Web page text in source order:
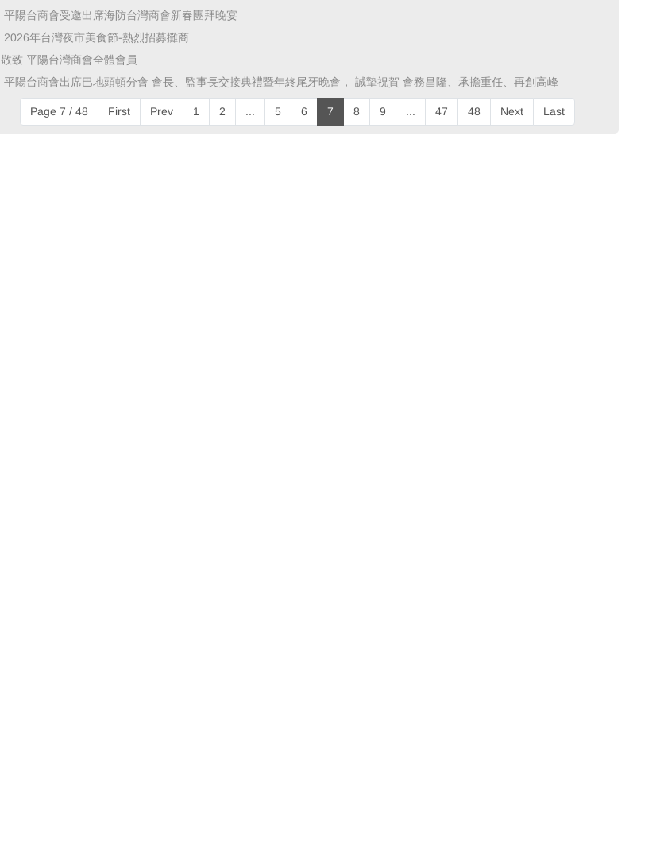
​ 平陽台商會受邀出席海防台灣商會新春團拜晚宴 ​
​ 2026年台灣夜市美食節-熱烈招募攤商 ​
敬致 平陽台灣商會全體會員
​ 平陽台商會出席巴地頭頓分會 會長、監事長交接典禮暨年終尾牙晚會， 誠摯祝賀 會務昌隆、承擔重任、再創高峰 ​
Page 7 / 48 First Prev 1 2 ... 5 6 7 8 9 ... 47 48 Next Last